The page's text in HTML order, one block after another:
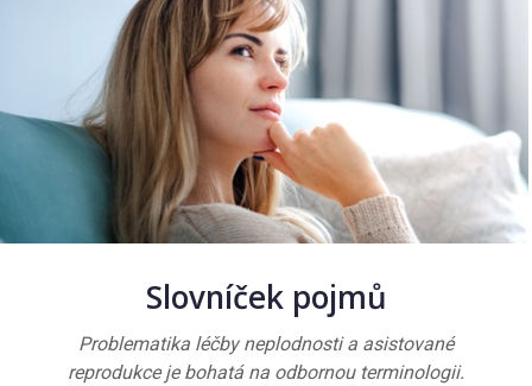
Slovníček pojmů
Problematika léčby neplodnosti a asistované
reprodukce je bohatá na odbornou terminologii.